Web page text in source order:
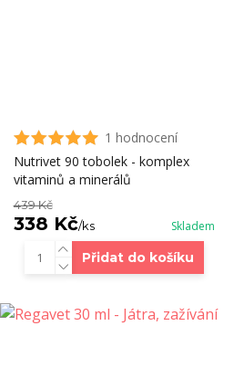
1 hodnocení
Nutrivet 90 tobolek - komplex
vitaminů a minerálů
439 Kč
338 Kč/ks Skladem
Přidat do košíku